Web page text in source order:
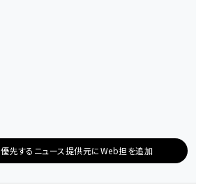
優先するニュース提供元にWeb担を追加